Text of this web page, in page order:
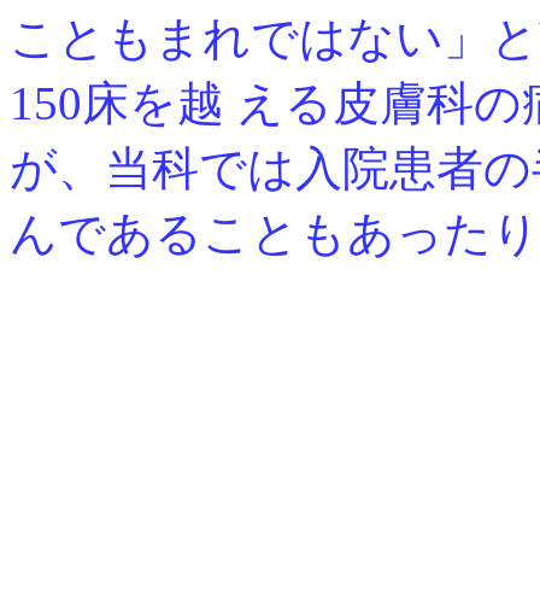
こともまれではない」
150床を越 える皮膚科
が、当科では入院患者
んであることもあった